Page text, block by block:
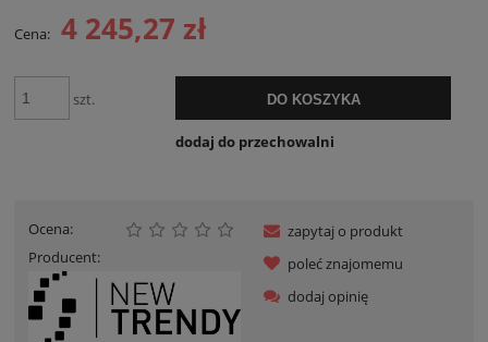
Cena: 4 245,27 zł
szt. DO KOSZYKA
dodaj do przechowalni
Ocena:
Producent:
zapytaj o produkt
poleć znajomemu
dodaj opinię